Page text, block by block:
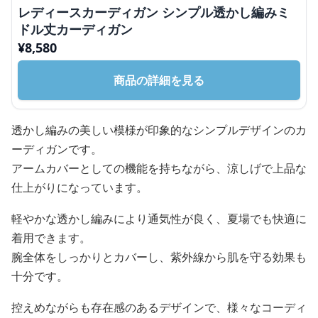
レディースカーディガン シンプル透かし編みミ
ドル丈カーディガン
¥8,580
商品の詳細を見る
透かし編みの美しい模様が印象的なシンプルデザインのカ
ーディガンです。
アームカバーとしての機能を持ちながら、涼しげで上品な
仕上がりになっています。
軽やかな透かし編みにより通気性が良く、夏場でも快適に
着用できます。
腕全体をしっかりとカバーし、紫外線から肌を守る効果も
十分です。
控えめながらも存在感のあるデザインで、様々なコーディ